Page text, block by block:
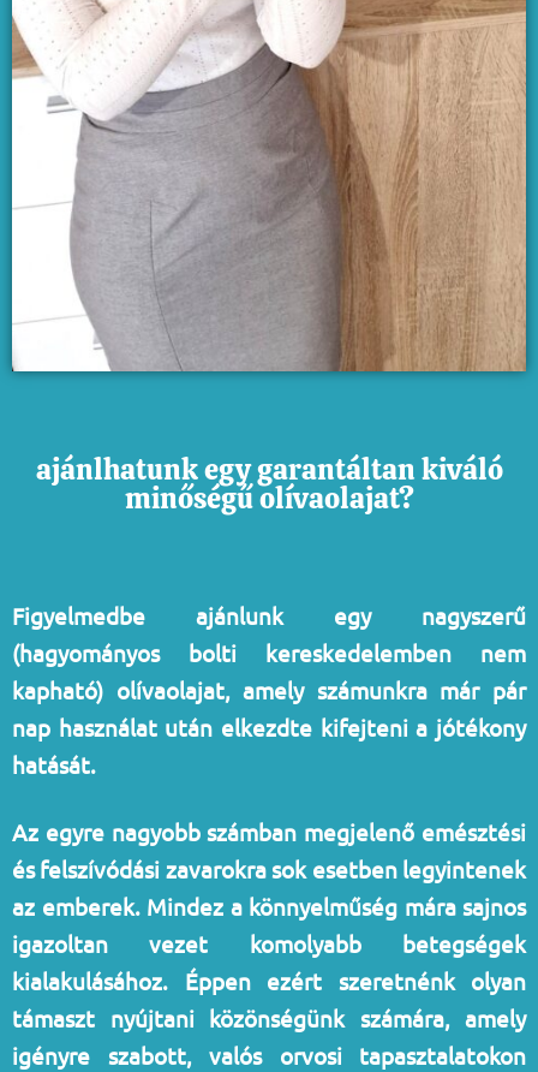
ajánlhatunk egy garantáltan kiváló
minőségű olívaolajat?
Figyelmedbe ajánlunk egy nagyszerű
(hagyományos bolti kereskedelemben nem
kapható) olívaolajat, amely számunkra már pár
nap használat után elkezdte kifejteni a jótékony
hatását.
Az egyre nagyobb számban megjelenő emésztési
és felszívódási zavarokra sok esetben legyintenek
az emberek. Mindez a könnyelműség mára sajnos
igazoltan vezet komolyabb betegségek
kialakulásához. Éppen ezért szeretnénk olyan
támaszt nyújtani közönségünk számára, amely
igényre szabott, valós orvosi tapasztalatokon